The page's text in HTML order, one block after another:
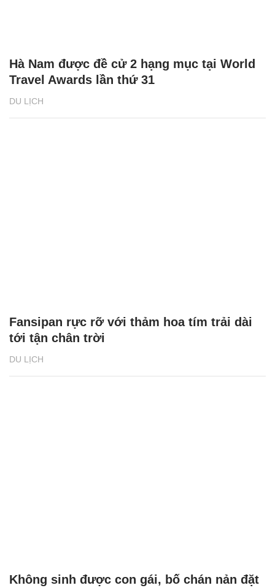
DU LỊCH
Hà Nam được đề cử 2 hạng mục tại World
Travel Awards lần thứ 31
DU LỊCH
Fansipan rực rỡ với thảm hoa tím trải dài
tới tận chân trời
Không sinh được con gái, bố chán nản đặt